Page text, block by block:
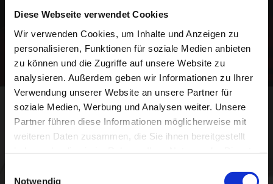
Diese Webseite verwendet Cookies
Wir verwenden Cookies, um Inhalte und Anzeigen zu
personalisieren, Funktionen für soziale Medien anbieten
zu können und die Zugriffe auf unsere Website zu
analysieren. Außerdem geben wir Informationen zu Ihrer
Verwendung unserer Website an unsere Partner für
soziale Medien, Werbung und Analysen weiter. Unsere
Partner führen diese Informationen möglicherweise mit
weiteren Daten zusammen, die Sie ihnen bereitgestellt
Notwendig
Machen Sie Ihren Pit Stop bei